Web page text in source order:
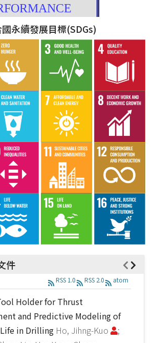
永續發展目標(SDGs)
件
RSS 1.0 RSS 2.0 atom
Holder for Thrust
and Predictive Modeling of
in Drilling Ho, Jihng-Kuo
;